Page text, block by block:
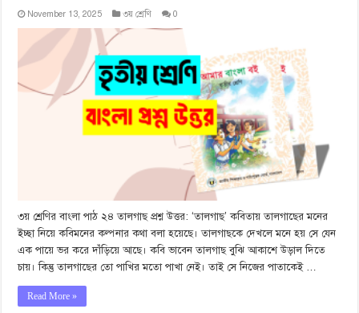
November 13, 2025 ৩য় শ্রেণি 0
৩য় শ্রেণির বাংলা পাঠ ২৪ তালগাছ প্রশ্ন উত্তর: ‘তালগাছ’ কবিতায় তালগাছের মনের
ইচ্ছা নিয়ে কবিমনের কল্পনার কথা বলা হয়েছে। তালগাছকে দেখলে মনে হয় সে যেন
এক পায়ে ভর করে দাঁড়িয়ে আছে। কবি ভাবেন তালগাছ বুঝি আকাশে উড়াল দিতে
চায়। কিন্তু তালগাছের তো পাখির মতো পাখা নেই। তাই সে নিজের পাতাকেই …
Read More »